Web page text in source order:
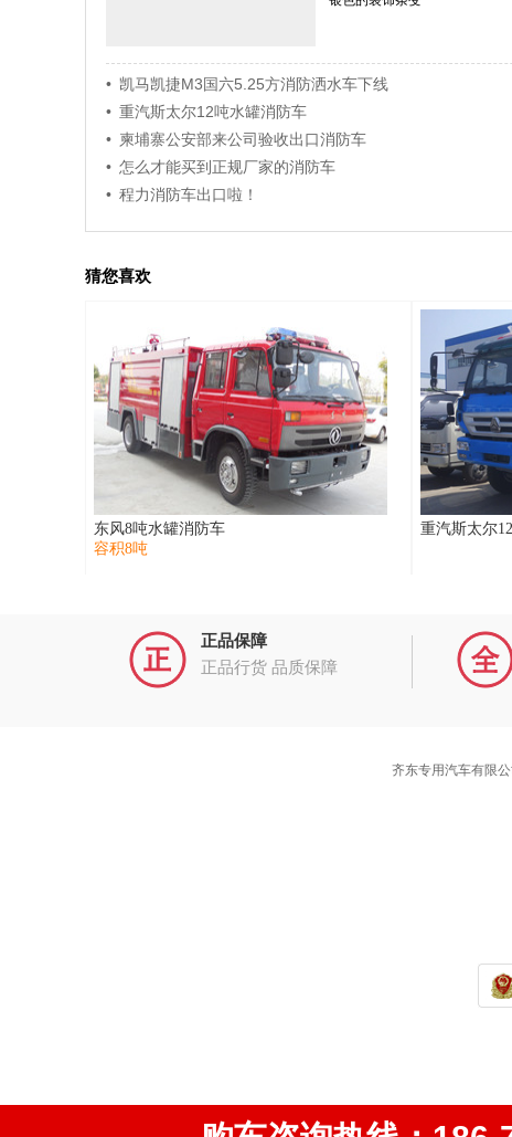
• 凯马凯捷M3国六5.25方消防洒水车下线
• 重汽斯太尔12吨水罐消防车
• 柬埔寨公安部来公司验收出口消防车
• 怎么才能买到正规厂家的消防车
• 程力消防车出口啦！
猜您喜欢
东风8吨水罐消防车
容积8吨
重汽斯太尔
正品保障
正品行货 品质保障
齐东专用汽车有限